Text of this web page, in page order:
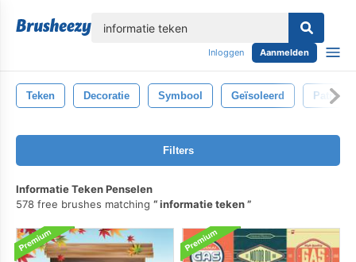
Inloggen Aanmelden
Teken Decoratie Symbool Geïsoleerd Patroon
Filters
Informatie Teken Penselen
578 free brushes matching
informatie teken